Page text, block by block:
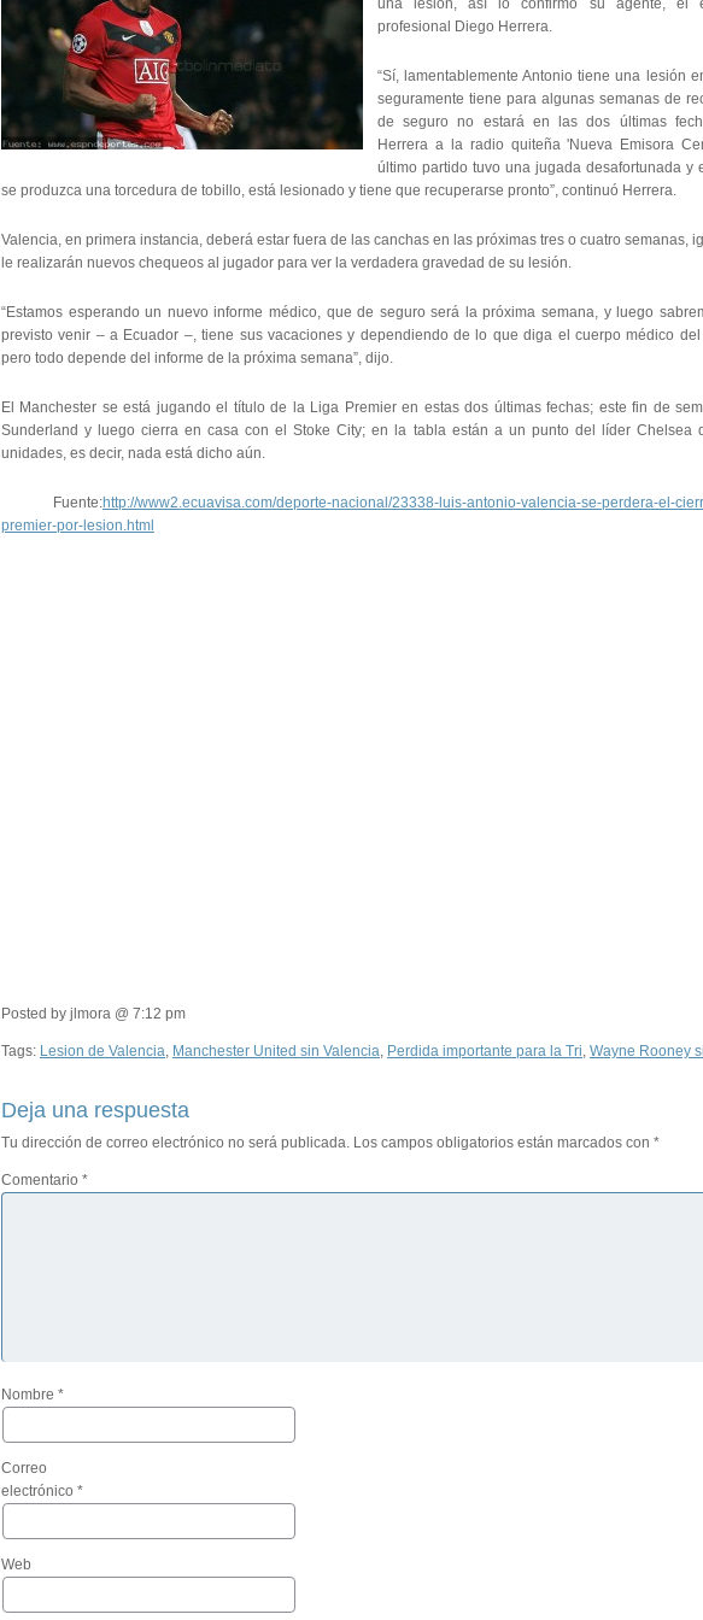
una lesión, así lo confirmó su agente, el
profesional Diego Herrera.
“Sí, lamentablemente Antonio tiene una lesión
seguramente tiene para algunas semanas de
de seguro no estará en las dos últimas
Herrera a la radio quiteña 'Nueva Emisora
último partido tuvo una jugada desafortunada y
se produzca una torcedura de tobillo, está lesionado y tiene que recuperarse pronto”, continuó Herrera.
Valencia, en primera instancia, deberá estar fuera de las canchas en las próximas tres o cuatro semanas,
le realizarán nuevos chequeos al jugador para ver la verdadera gravedad de su lesión.
“Estamos esperando un nuevo informe médico, que de seguro será la próxima semana, y luego
previsto venir – a Ecuador –, tiene sus vacaciones y dependiendo de lo que diga el cuerpo médico del
pero todo depende del informe de la próxima semana”, dijo.
El Manchester se está jugando el título de la Liga Premier en estas dos últimas fechas; este fin de
Sunderland y luego cierra en casa con el Stoke City; en la tabla están a un punto del líder Chelsea
unidades, es decir, nada está dicho aún.
Fuente:http://www2.ecuavisa.com/deporte-nacional/23338-luis-antonio-valencia-se-perdera-el-
premier-por-lesion.html
Posted by jlmora @ 7:12 pm
Tags: Lesion de Valencia, Manchester United sin Valencia, Perdida importante para la Tri, Wayne Rooney
Deja una respuesta
Tu dirección de correo electrónico no será publicada. Los campos obligatorios están marcados con *
Comentario *
Nombre *
Correo
electrónico *
Web